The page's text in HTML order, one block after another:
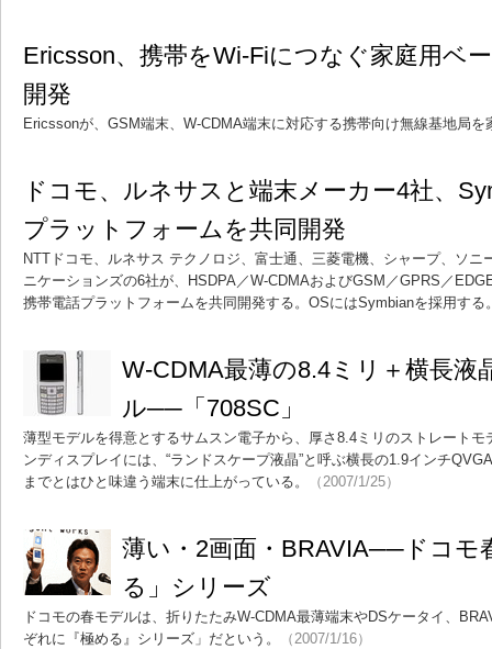
Ericsson、携帯をWi-Fiにつなぐ家庭用ベ
開発
Ericssonが、GSM端末、W-CDMA端末に対応する携帯向け無線基地局を
ドコモ、ルネサスと端末メーカー4社、
プラットフォームを共同開発
NTTドコモ、ルネサス テクノロジ、富士通、三菱電機、シャープ、ソニ
ニケーションズの6社が、HSDPA／W-CDMAおよびGSM／GPRS／
携帯電話プラットフォームを共同開発する。OSにはSymbianを採用する
W-CDMA最薄の8.4ミリ＋横長液
ル──「708SC」
薄型モデルを得意とするサムスン電子から、厚さ8.4ミリのストレート
ンディスプレイには、“ランドスケープ液晶”と呼ぶ横長の1.9インチ
までとはひと味違う端末に仕上がっている。
（2007/1/25）
薄い・2画面・BRAVIA──ドコモ
る」シリーズ
ドコモの春モデルは、折りたたみW-CDMA最薄端末やDSケータイ、
ぞれに『極める』シリーズ」だという。
（2007/1/16）